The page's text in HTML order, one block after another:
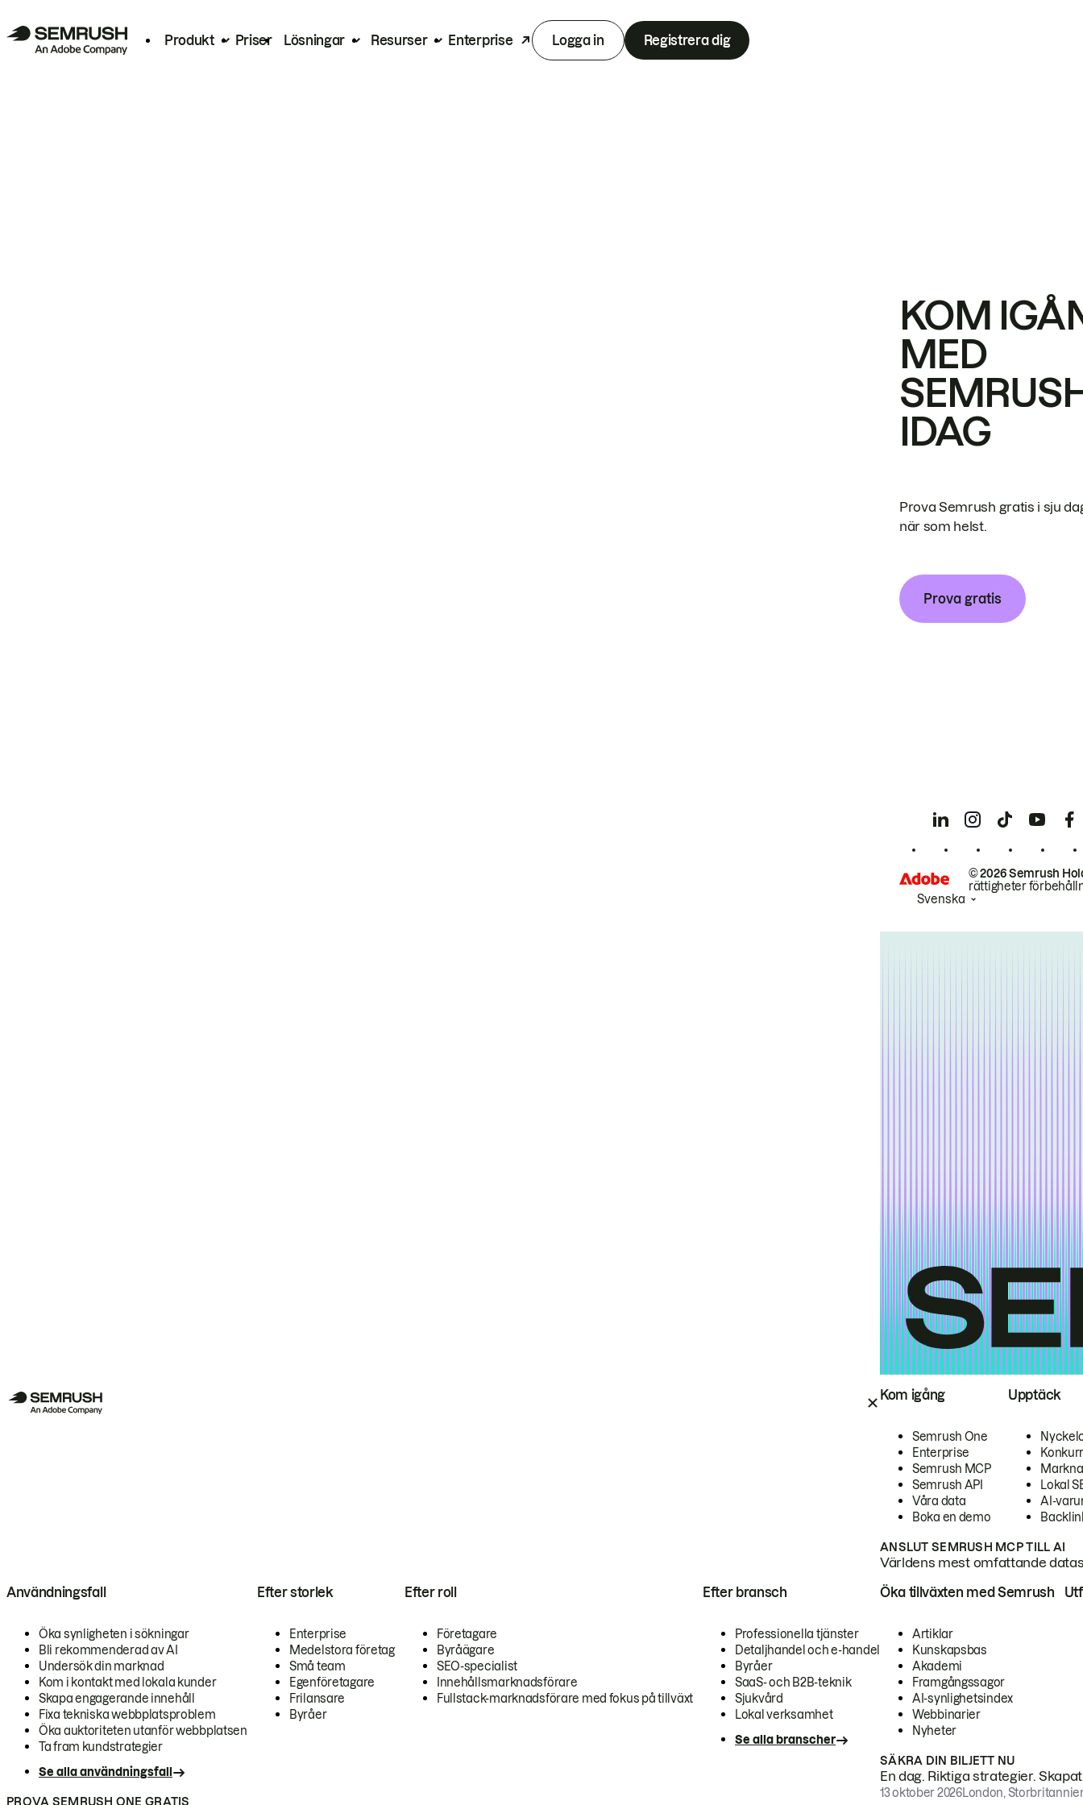
Produkt Priser Lösningar Resurser Enterprise Logga in Registrera dig
Kom igång
Semrush One
Enterprise
Semrush MCP
Semrush API
Våra data
Boka en demo
Upptäck
Lokal
AI-
ANSLUT SEMRUSH MCP TILL AI
Världens mest omfattande
Användningsfall
Öka synligheten i sökningar
Bli rekommenderad av AI
Undersök din marknad
Kom i kontakt med lokala kunder
Skapa engagerande innehåll
Fixa tekniska webbplatsproblem
Öka auktoriteten utanför webbplatsen
Ta fram kundstrategier
Se alla användningsfall
Efter storlek
Enterprise
Medelstora företag
Små team
Egenföretagare
Frilansare
Byråer
Efter roll
Företagare
Byråägare
SEO-specialist
Innehållsmarknadsförare
Fullstack-marknadsförare med fokus på tillväxt
Efter bransch
Professionella tjänster
Detaljhandel och e-handel
Byråer
SaaS- och B2B-teknik
Sjukvård
Lokal verksamhet
Se alla branscher
PROVA SEMRUSH ONE GRATIS
Öka tillväxten med Semrush
Artiklar
Kunskapsbas
Akademi
Framgångssagor
AI-synlighetsindex
Webbinarier
Nyheter
SÄKRA DIN BILJETT NU
En dag. Riktiga strategier.
13 oktober 2026London,
KOM
MED
IDAG
Prova Semrush gratis i sju
när som helst.
Prova gratis
© 2026 Semrush
rättigheter
Svenska